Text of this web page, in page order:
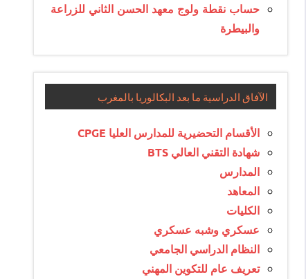
حساب نقطة ولوج معهد الحسن الثاني للزراعة
والبيطرة
الآفاق الدراسية ما بعد البكالوريا بالمغرب
الأقسام التحضيرية للمدارس العليا CPGE
شهادة التقني العالي BTS
المدارس
المعاهد
الكليات
عسكري وشبه عسكري
النظام الدراسي الجامعي
تعريف عام للتكوين المهني